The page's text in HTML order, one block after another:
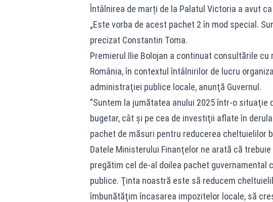
Întâlnirea de marți de la Palatul Victoria a avut
„Este vorba de acest pachet 2 în mod special.
precizat Constantin Toma.
Premierul Ilie Bolojan a continuat consultările
România, în contextul întâlnirilor de lucru
administraţiei publice locale, anunţă Guvernul.
”Suntem la jumătatea anului 2025 într-o
bugetar, cât şi pe cea de investiţii aflate în
pachet de măsuri pentru reducerea cheltuielilor
Datele Ministerului Finanţelor ne arată că
pregătim cel de-al doilea pachet
publice. Ţinta noastră este să reducem
îmbunătăţim încasarea impozitelor locale, să